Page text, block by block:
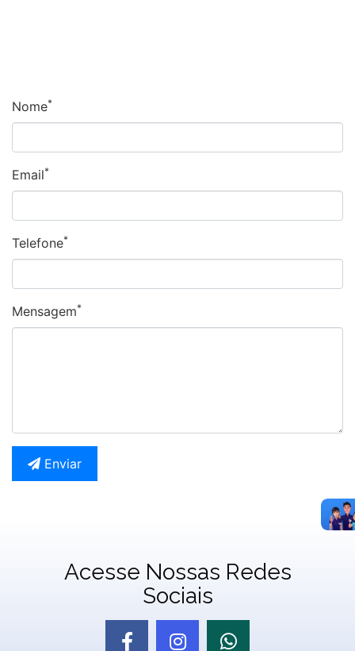
Nome*
Email*
Telefone*
Mensagem*
Enviar
Acesse Nossas Redes
Sociais